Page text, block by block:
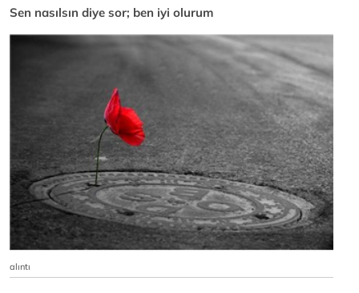
Sen nasılsın diye sor; ben iyi olurum
alıntı